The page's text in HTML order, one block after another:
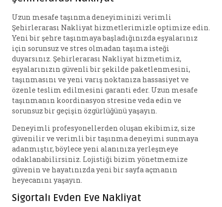
Uzun mesafe taşınma deneyiminizi verimli
Şehirlerarası Nakliyat hizmetlerimizle optimize edin.
Yeni bir şehre taşınmaya başladığınızda eşyalarınız
için sorunsuz ve stres olmadan taşıma isteği
duyarsınız. Şehirlerarası Nakliyat hizmetimiz,
eşyalarınızın güvenli bir şekilde paketlenmesini,
taşınmasını ve yeni varış noktanıza hassasiyet ve
özenle teslim edilmesini garanti eder. Uzun mesafe
taşınmanın koordinasyon stresine veda edin ve
sorunsuz bir geçişin özgürlüğünü yaşayın.
Deneyimli profesyonellerden oluşan ekibimiz, size
güvenilir ve verimli bir taşınma deneyimi sunmaya
adanmıştır, böylece yeni alanınıza yerleşmeye
odaklanabilirsiniz. Lojistiği bizim yönetmemize
güvenin ve hayatınızda yeni bir sayfa açmanın
heyecanını yaşayın.
Sigortalı Evden Eve Nakliyat